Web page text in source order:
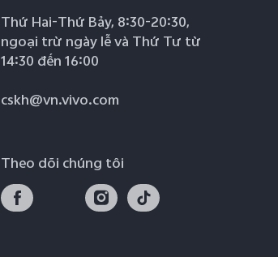
Thứ Hai-Thứ Bảy, 8:30-20:30,
ngoại trừ ngày lễ và Thứ Tư từ
14:30 đến 16:00
cskh@vn.vivo.com
Theo dõi chúng tôi